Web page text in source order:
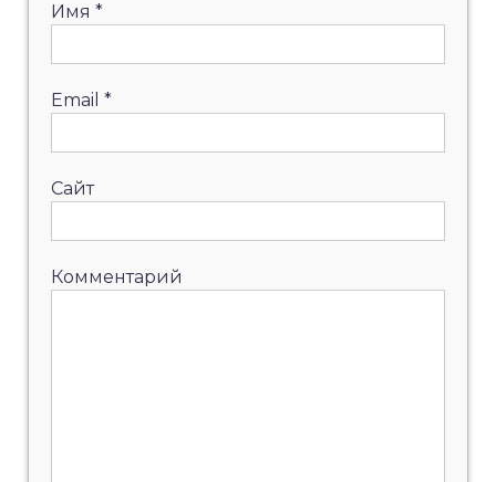
Имя *
Email *
Сайт
Комментарий